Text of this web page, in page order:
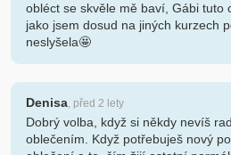
obléct se skvěle mě baví, Gábi tuto
jako jsem dosud na jiných kurzech
neslyšela🤩
Denisa, před 2 lety
Dobrý volba, když si někdy nevíš
oblečením. Když potřebuješ nový